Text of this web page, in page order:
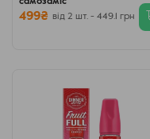
499₴ від 2 шт. - 449.1 грн